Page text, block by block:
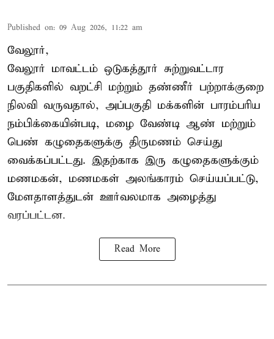
Published on: 09 Aug 2026, 11:22 am
வேலூர்,
வேலூர் மாவட்டம் ஒடுகத்தூர் சுற்றுவட்டார
பகுதிகளில் வறட்சி மற்றும் தண்ணீர் பற்றாக்குறை
நிலவி வருவதால், அப்பகுதி மக்களின் பாரம்பரிய
நம்பிக்கையின்படி, மழை வேண்டி ஆண் மற்றும்
பெண் கழுதைகளுக்கு திருமணம் செய்து
வைக்கப்பட்டது. இதற்காக இரு கழுதைகளுக்கும்
மணமகன், மணமகள் அலங்காரம் செய்யப்பட்டு,
மேளதாளத்துடன் ஊர்வலமாக அழைத்து
வரப்பட்டன.
Read More